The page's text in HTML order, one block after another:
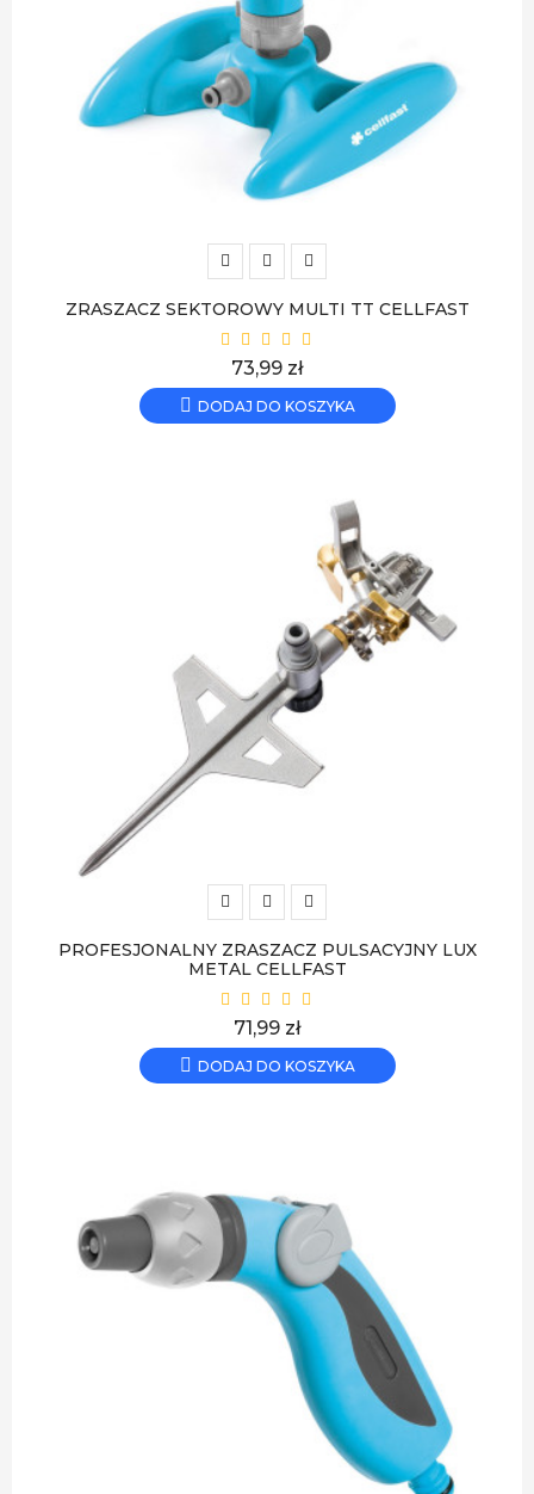
ZRASZACZ SEKTOROWY MULTI TT CELLFAST
Cena
73,99 zł
DODAJ DO KOSZYKA
PROFESJONALNY ZRASZACZ PULSACYJNY LUX
METAL CELLFAST
Cena
71,99 zł
DODAJ DO KOSZYKA